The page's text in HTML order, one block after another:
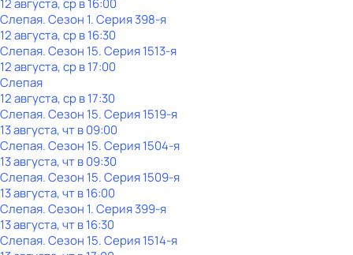
12 августа, ср в 16:00
Слепая. Сезон 1. Серия 398-я
12 августа, ср в 16:30
Слепая. Сезон 15. Серия 1513-я
12 августа, ср в 17:00
Слепая
12 августа, ср в 17:30
Слепая. Сезон 15. Серия 1519-я
13 августа, чт в 09:00
Слепая. Сезон 15. Серия 1504-я
13 августа, чт в 09:30
Слепая. Сезон 15. Серия 1509-я
13 августа, чт в 16:00
Слепая. Сезон 1. Серия 399-я
13 августа, чт в 16:30
Слепая. Сезон 15. Серия 1514-я